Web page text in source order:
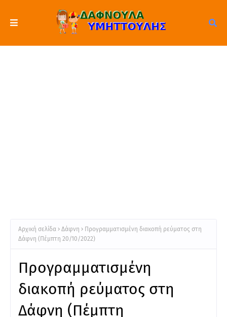
Αρχική σελίδα Δάφνη
Προγραμματισμένη διακοπή ρεύματος στη
Δάφνη (Πέμπτη 20/10/2022)
Προγραμματισμένη
διακοπή ρεύματος στη
Δάφνη (Πέμπτη